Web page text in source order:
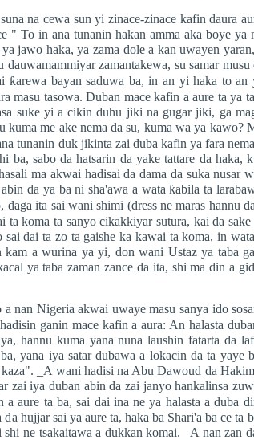
na cewa sun yi zinace-zinace kafin daura
" To in ana tunanin hakan amma aka boye ya
jawo haka, ya zama dole a kan uwayen
dauwamammiyar zamantakewa, su samar
ƙarewa bayan saduwa ba, in an yi haka to an
masu tasowa. Duban mace kafin a aure ta ya
suke yi a cikin duhu jiki na gugar jiki, ga
kuma me ake nema da su, kuma wa ya kawo?
tunanin duk jikinta zai duba kafin ya fara
ba, sabo da hatsarin da yake tattare da haka,
ma akwai hadisai da dama da suka nusar
da ya ba ni sha'awa a wata ƙabila ta
daga ita sai wani shimi (dress ne maras hannu
ta koma ta sanyo cikakkiyar sutura, kai da
dai ta zo ta gaishe ka kawai ta koma, in
a wurina ya yi, don wani Ustaz ya taba
ya taba zaman zance da ita, shi ma din a
a nan Nigeria akwai uwaye masu sanya ido
ganin mace kafin a aura: An halasta
hannu kuma yana nuna laushin fatarta da
yana iya satar dubawa a lokacin da ta yaye
_A wani hadisi na Abu Dawoud da
zai iya duban abin da zai janyo hankalinsa
a aure ta ba, sai dai ina ne ya halasta a duba
hujjar sai ya aure ta, haka ba Shari'a ba ce ta
ne tsakaitawa a dukkan komai._ A nan zan